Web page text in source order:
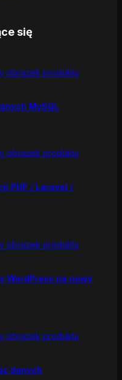
się
MySQL
PHP / Laravel /
WordPress na nowy
danych